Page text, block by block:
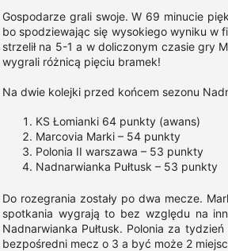
Gospodarze grali swoje. W 69 minucie
bo spodziewając się wysokiego wyniku w
strzelił na 5-1 a w doliczonym czasie gry
wygrali różnicą pięciu bramek!
Na dwie kolejki przed końcem sezonu
KS Łomianki 64 punkty (awans)
Marcovia Marki – 54 punkty
Polonia II warszawa – 53 punkty
Nadnarwianka Pułtusk – 53 punkty
Do rozegrania zostały po dwa mecze.
spotkania wygrają to bez względu na
Nadnarwianka Pułtusk. Polonia za
bezpośredni mecz o 3 a być może 2